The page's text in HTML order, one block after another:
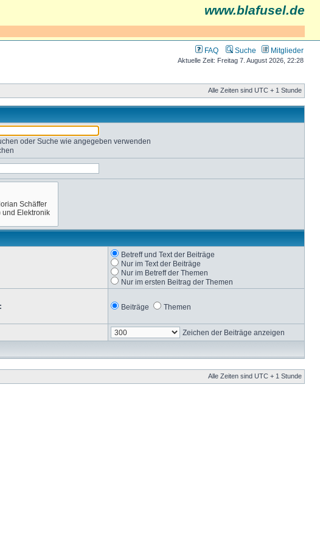
www.blafusel.de
FAQ Suche Mitglieder
Aktuelle Zeit: Freitag 7. August 2026, 22:28
Alle Zeiten sind UTC + 1 Stunde
oder Suche wie angegeben verwenden
Betreff und Text der Beiträge
Nur im Text der Beiträge
Nur im Betreff der Themen
Nur im ersten Beitrag der Themen
Beiträge Themen
Zeichen der Beiträge anzeigen
Alle Zeiten sind UTC + 1 Stunde